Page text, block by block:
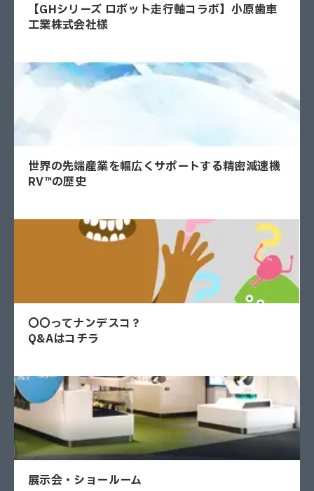
【GHシリーズ ロボット走行軸コラボ】小原歯車
工業株式会社様
世界の先端産業を幅広くサポートする精密減速機
RV™の歴史
〇〇ってナンデスコ？
Q&Aはコチラ
展示会・ショールーム